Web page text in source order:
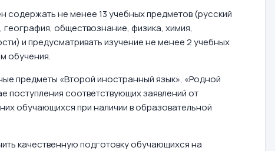
не менее 13 учебных предметов (русский
обществознание, физика, химия,
и предусматривать изучение не менее 2 учебных
обучения.
предметы «Второй иностранный язык», «Родной
поступления соответствующих заявлений от
обучающихся при наличии в образовательной
качественную подготовку обучающихся на